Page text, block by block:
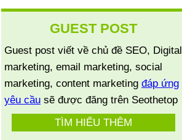
GUEST POST
Guest post viết về chủ đề SEO, Digital
marketing, email marketing, social
marketing, content marketing đáp ứng
yêu cầu sẽ được đăng trên Seothetop
TÌM HIỂU THÊM